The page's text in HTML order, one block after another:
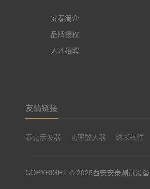
安泰简介
品牌授权
人才招聘
友情链接
泰克示波器 功率放大器 纳米软件
COPYRIGHT © 2025西安安泰测试设